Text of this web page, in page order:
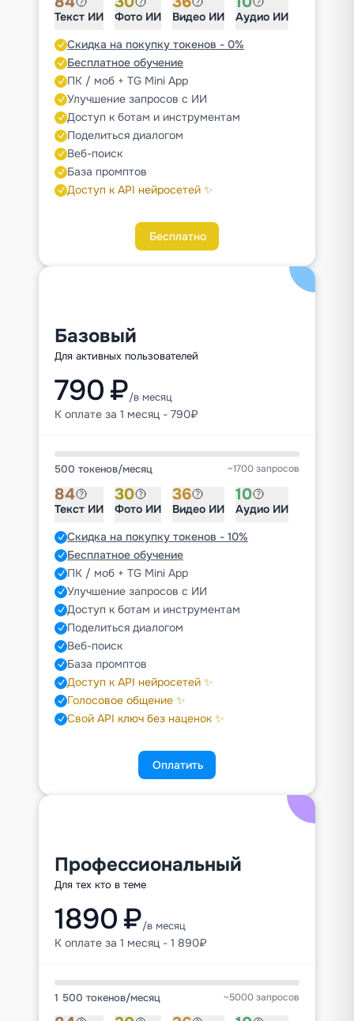
Текст ИИ Фото ИИ Видео ИИ
Аудио ИИ
Скидка на покупку токенов - 0%
Бесплатное обучение
ПК / моб + TG Mini App
Улучшение запросов с ИИ
Доступ к ботам и инструментам
Поделиться диалогом
Веб-поиск
База промптов
Доступ к API нейросетей ✨
Бесплатно
Базовый
Для активных пользователей
790 ₽/в месяц
К оплате за 1 месяц - 790₽
500 токенов/месяц ~1700 запросов
84
Текст ИИ
30
Фото ИИ
36
Видео ИИ
10
Аудио ИИ
Скидка на покупку токенов - 10%
Бесплатное обучение
ПК / моб + TG Mini App
Улучшение запросов с ИИ
Доступ к ботам и инструментам
Поделиться диалогом
Веб-поиск
База промптов
Доступ к API нейросетей ✨
Голосовое общение ✨
Свой API ключ без наценок ✨
Оплатить
Профессиональный
Для тех кто в теме
1890 ₽/в месяц
К оплате за 1 месяц - 1 890₽
1 500 токенов/месяц ~5000 запросов